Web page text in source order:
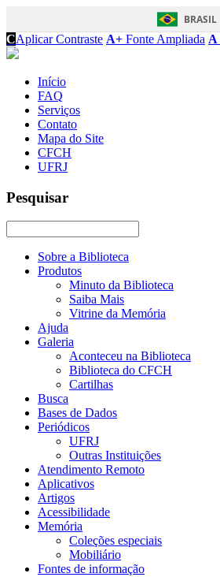
BRASIL
CAplicar Contraste A+ Fonte Ampliada A
Início
FAQ
Serviços
Contato
Mapa do Site
CFCH
UFRJ
Pesquisar
Sobre a Biblioteca
Produtos
Minuto da Biblioteca
Saiba Mais
Vitrine da Memória
Ajuda
Galeria
Aconteceu na Biblioteca
Biblioteca do CFCH
Cartilhas
Busca
Bases de Dados
Periódicos
UFRJ
Outras Instituições
Atendimento Remoto
Aplicativos
Artigos
Acessibilidade
Memória
Coleções especiais
Mobiliário
Fontes de informação